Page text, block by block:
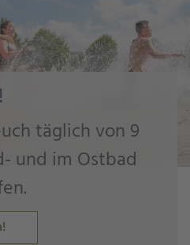
täglich von 9
und im Ostbad